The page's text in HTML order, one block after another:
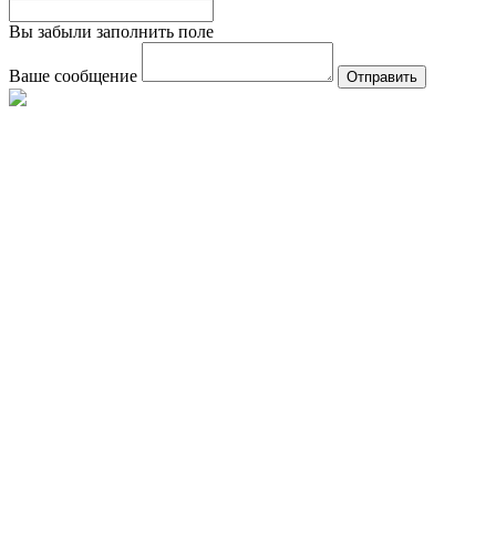
Вы забыли заполнить поле
Ваше сообщение Отправить